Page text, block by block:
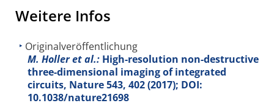
Weitere Infos
Originalveröffentlichung
M. Holler et al.: High-resolution non-destructive
three-dimensional imaging of integrated
circuits, Nature543, 402 (2017); DOI:
10.1038/nature21698